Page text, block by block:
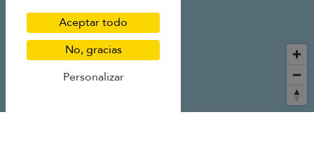
Aceptar todo
No, gracias
Personalizar